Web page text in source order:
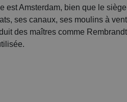
est Amsterdam, bien que le
ses canaux, ses moulins à
des maîtres comme